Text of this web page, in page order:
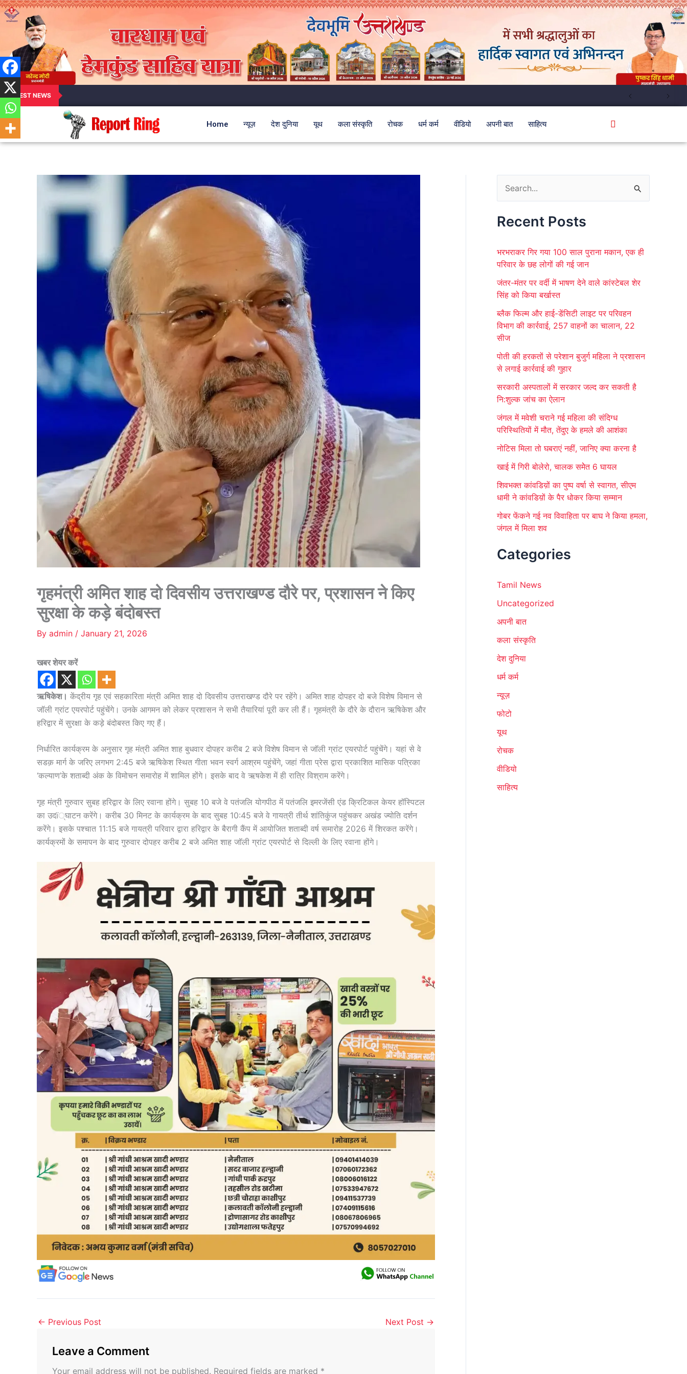
LATEST NEWS
Home न्यूज़ देश दुनिया यूथ कला संस्कृति रोचक धर्म कर्म वीडियो अपनी बात साहित्य
गृहमंत्री अमित शाह दो दिवसीय उत्तराखण्ड दौरे पर, प्रशासन ने किए
सुरक्षा के कड़े बंदोबस्त
By admin / January 21, 2026
खबर शेयर करें
ऋषिकेश। केंद्रीय गृह एवं सहकारिता मंत्री अमित शाह दो दिवसीय उत्तराखण्ड दौरे पर रहेंगे। अमित शाह दोपहर दो बजे विशेष विमान से
जॉली ग्रांट एयरपोर्ट पहुंचेंगे। उनके आगमन को लेकर प्रशासन ने सभी तैयारियां पूरी कर ली हैं। गृहमंत्री के दौरे के दौरान ऋषिकेश और
हरिद्वार में सुरक्षा के कड़े बंदोबस्त किए गए हैं।
निर्धारित कार्यक्रम के अनुसार गृह मंत्री अमित शाह बुधवार दोपहर करीब 2 बजे विशेष विमान से जॉली ग्रांट एयरपोर्ट पहुंचेंगे। यहां से वे
सडक़ मार्ग के जरिए लगभग 2:45 बजे ऋषिकेश स्थित गीता भवन स्वर्ग आश्रम पहुंचेंगे, जहां गीता प्रेस द्वारा प्रकाशित मासिक पत्रिका
‘कल्याण’के शताब्दी अंक के विमोचन समारोह में शामिल होंगे। इसके बाद वे ऋषकेश में ही रात्रि विश्राम करेंगे।
गृह मंत्री गुरुवार सुबह हरिद्वार के लिए रवाना होंगे। सुबह 10 बजे वे पतंजलि योगपीठ में पतंजलि इमरजेंसी एंड क्रिटिकल केयर हॉस्पिटल
का उदï्घाटन करेंगे। करीब 30 मिनट के कार्यक्रम के बाद सुबह 10:45 बजे वे गायत्री तीर्थ शांतिकुंज पहुंचकर अखंड ज्योति दर्शन
करेंगे। इसके पश्चात 11:15 बजे गायत्री परिवार द्वारा हरिद्वार के बैरागी कैंप में आयोजित शताब्दी वर्ष समारोह 2026 में शिरकत करेंगे।
कार्यक्रमों के समापन के बाद गुरुवार दोपहर करीब 2 बजे अमित शाह जॉली ग्रांट एयरपोर्ट से दिल्ली के लिए रवाना होंगे।
← Previous Post Next Post →
Leave a Comment
Your email address will not be published. Required fields are marked *
a
c
f
r
:
Recent Posts
भरभराकर गिर गया 100 साल पुराना मकान, एक ही
परिवार के छह लोगों की गई जान
जंतर-मंतर पर वर्दी में भाषण देने वाले कांस्टेबल शेर
सिंह को किया बर्खास्त
ब्लैक फिल्म और हाई-डेंसिटी लाइट पर परिवहन
विभाग की कार्रवाई, 257 वाहनों का चालान, 22
सीज
पोती की हरकतों से परेशान बुजुर्ग महिला ने प्रशासन
से लगाई कार्रवाई की गुहार
सरकारी अस्पतालों में सरकार जल्द कर सकती है
नि:शुल्क जांच का ऐलान
जंगल में मवेशी चराने गई महिला की संदिग्ध
परिस्थितियों में मौत, तेंदुए के हमले की आशंका
नोटिस मिला तो घबराएं नहीं, जानिए क्या करना है
खाई में गिरी बोलेरो, चालक समेेत 6 घायल
शिवभक्त कांवडिय़ों का पुष्प वर्षा से स्वागत, सीएम
धामी ने कांवडिय़ों के पैर धोकर किया सम्मान
गोबर फेंकने गई नव विवाहिता पर बाघ ने किया हमला,
जंगल में मिला शव
Categories
Tamil News
Uncategorized
अपनी बात
कला संस्कृति
देश दुनिया
धर्म कर्म
न्यूज़
फोटो
यूथ
रोचक
वीडियो
साहित्य